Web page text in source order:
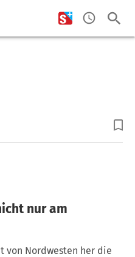
nur am
von Nordwesten her die